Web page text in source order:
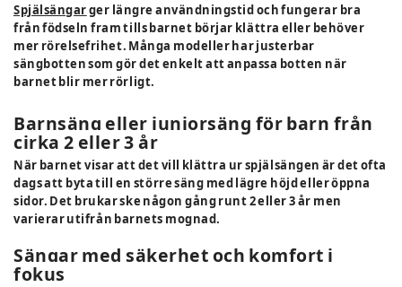
Spjälsängarger längre användningstid och fungerar bra
från födseln fram tills barnet börjar klättra eller behöver
mer rörelsefrihet. Många modeller har justerbar
sängbotten som gör det enkelt att anpassa botten när
barnet blir mer rörligt.
Barnsäng eller juniorsäng för barn från
cirka 2 eller 3 år
När barnet visar att det vill klättra ur spjälsängen är det ofta
dags att byta till en större säng med lägre höjd eller öppna
sidor. Det brukar ske någon gång runt 2 eller 3 år men
varierar utifrån barnets mognad.
Sängar med säkerhet och komfort i
fokus